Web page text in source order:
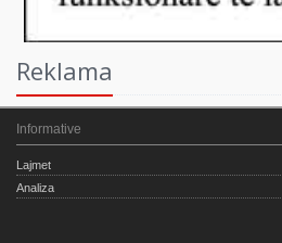
Reklama
Informative
Lajmet
Analiza